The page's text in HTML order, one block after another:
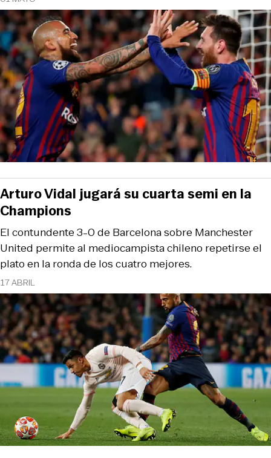
17 ABRIL
El contundente 3-0 de Barcelona sobre Manchester
United permite al mediocampista chileno repetirse el
plato en la ronda de los cuatro mejores.
Arturo Vidal jugará su cuarta semi en la
Champions